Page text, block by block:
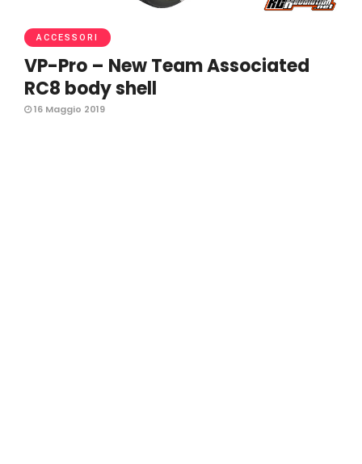
ACCESSORI
VP-Pro – New Team Associated
RC8 body shell
16 Maggio 2019